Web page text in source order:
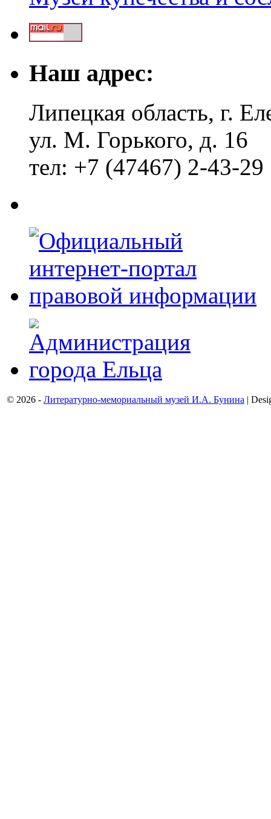
Наш адрес:
Липецкая область, г.
ул. М. Горького, д. 16
тел: +7 (47467) 2-43-29
© 2026 - Литературно-мемориальный музей И.А. Бунина |